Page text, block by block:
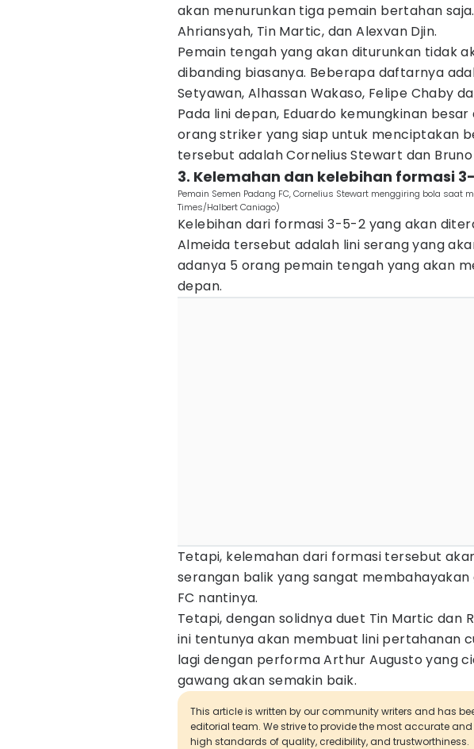
akan menurunkan tiga pemain bertahan
Ahriansyah, Tin Martic, dan Alexvan Djin.
Pemain tengah yang akan diturunkan tidak
dibanding biasanya. Beberapa daftarnya
Setyawan, Alhassan Wakaso, Felipe Chaby
Pada lini depan, Eduardo kemungkinan
orang striker yang siap untuk menciptakan
tersebut adalah Cornelius Stewart dan Bruno
3. Kelemahan dan kelebihan formasi
Pemain Semen Padang FC, Cornelius Stewart menggiring bola saat
Times/Halbert Caniago)
Kelebihan dari formasi 3-5-2 yang akan
Almeida tersebut adalah lini serang yang
adanya 5 orang pemain tengah yang akan
depan.
Tetapi, kelemahan dari formasi tersebut
serangan balik yang sangat membahayakan
FC nantinya.
Tetapi, dengan solidnya duet Tin Martic dan
ini tentunya akan membuat lini pertahanan
lagi dengan performa Arthur Augusto yang
gawang akan semakin baik.
This article is written by our community writers and has
editorial team. We strive to provide the most accurate
high standards of quality, credibility, and trustworthiness.